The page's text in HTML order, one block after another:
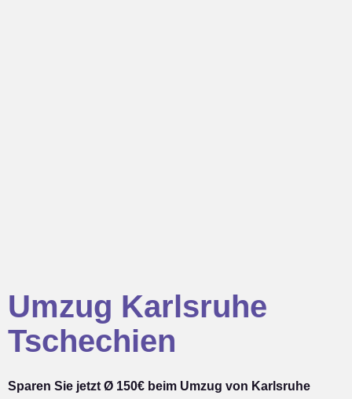
Umzug Karlsruhe
Tschechien
Sparen Sie jetzt Ø 150€ beim Umzug von Karlsruhe